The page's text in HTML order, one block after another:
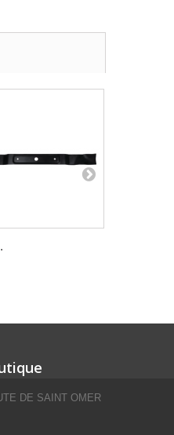
DE SAINT OMER